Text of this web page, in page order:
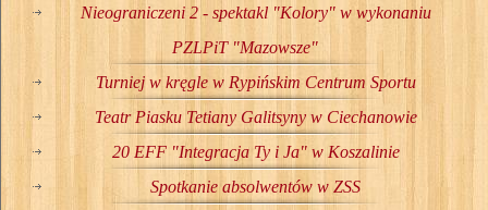
Nieograniczeni 2 - spektakl "Kolory" w wykonaniu
PZLPiT "Mazowsze"
Turniej w kręgle w Rypińskim Centrum Sportu
Teatr Piasku Tetiany Galitsyny w Ciechanowie
20 EFF "Integracja Ty i Ja" w Koszalinie
Spotkanie absolwentów w ZSS